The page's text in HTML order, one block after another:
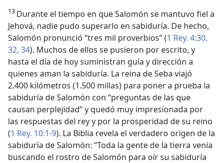
13 Durante el tiempo en que Salomón se mantuvo fiel a
Jehová, nadie pudo superarlo en sabiduría. De hecho,
Salomón pronunció “tres mil proverbios” (1 Rey. 4:30,
32, 34). Muchos de ellos se pusieron por escrito, y
hasta el día de hoy suministran guía y dirección a
quienes aman la sabiduría. La reina de Seba viajó
2.400 kilómetros (1.500 millas) para poner a prueba la
sabiduría de Salomón con “preguntas de las que
causan perplejidad” y quedó muy impresionada por
las respuestas del rey y por la prosperidad de su reino
(1 Rey. 10:1-9). La Biblia revela el verdadero origen de la
sabiduría de Salomón: “Toda la gente de la tierra venía
buscando el rostro de Salomón para oír su sabiduría